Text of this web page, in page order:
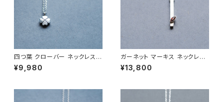
四つ葉 クローバー ネックレス
シルバー925 メンズ ユニセック
ス
¥9,980
ガーネット マーキス ネックレス
シルバー925 1月誕生石 メンズ
ユニセックス
¥13,800